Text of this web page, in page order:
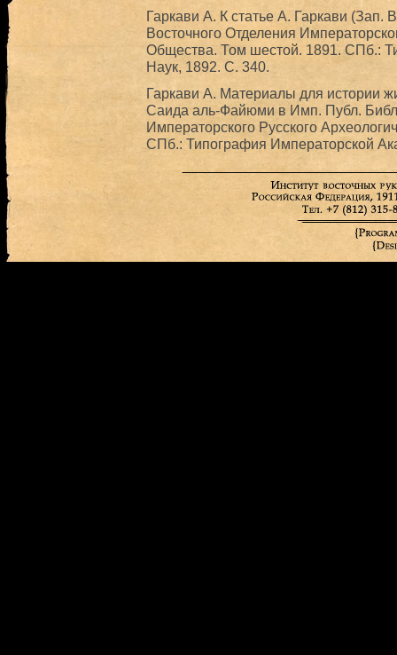
Гаркави А. К статье А. Гаркави (Зап.
Восточного Отделения
Общества. Том шестой. 1891. СПб.:
Наук, 1892. С. 340.
Гаркави А. Материалы для истории
Саида аль-Файюми в Имп. Публ.
Императорского Русского
СПб.: Типография Императорской